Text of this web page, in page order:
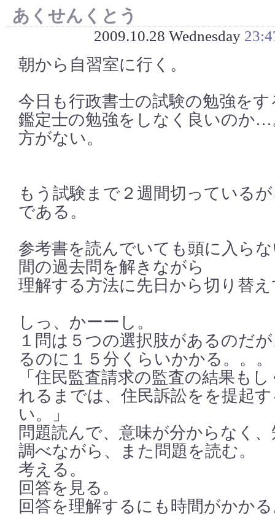
あくせんくとう
2009.10.28 Wednesday
朝から自習室に行く。
今日も行政書士の試験の勉強をす
鑑定士の勉強をしなく良いのか
方がない。
もう試験まで２週間切っている
である。
参考書を読んでいても頭に入ら
間の過去問を解きながら
理解する方法に先日から切り替
しっ、かーーし。
１問は５つの選択肢があるのだ
るのに１５分くらいかかる。。。
「住民監査請求の監査の結果も
れるまでは、住民訴訟をを提起
い。」
問題読んで、意味が分からなく
調べながら、また問題を読む。
考える。
回答を見る。
回答を理解するにも時間がかか